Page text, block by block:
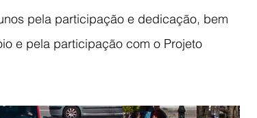
pela participação e dedicação, bem
e pela participação com o Projeto